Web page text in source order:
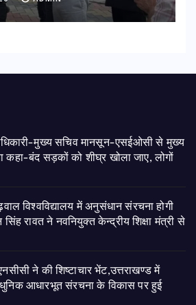
मुख्य सचिव मानसून-एसईओसी से मुख्य
कहा-बंद सड़कों को शीघ्र खोला जाए, लोगों
विश्वविद्यालय में अनुसंधान संरचना होगी
रावत ने नवनियुक्त केन्द्रीय शिक्षा मंत्री से
ने की शिष्टाचार भेंट,उत्तराखण्ड में
आधारभूत संरचना के विकास पर हुई